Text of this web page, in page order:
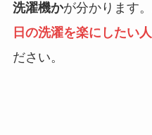
洗濯機かが分かります。
日の洗濯を楽にしたい人
ださい。